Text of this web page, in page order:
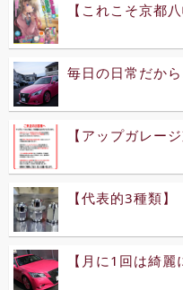
【これこそ京都
毎日の日常だか
【アップガレー
【代表的3種類】
【月に1回は綺麗